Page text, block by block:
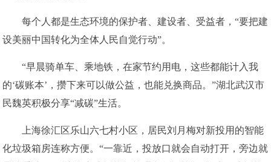
每个人都是生态环境的保护者、建设者、受益者，“要把建
设美丽中国转化为全体人民自觉行动”。
“早晨骑单车、乘地铁，在家节约用电，这些都能计入我
的‘碳账本’，攒下来可以做公益，也能兑换商品。”湖北武汉市
民魏英积极分享“减碳”生活。
上海徐汇区乐山六七村小区，居民刘月梅对新投用的智能
化垃圾箱房连称方便。“一靠近，投放口就会自动打开，旁边就